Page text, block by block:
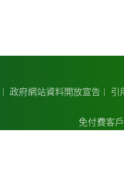
｜ 政府網站資料開放宣告 ｜ 引
免付費客